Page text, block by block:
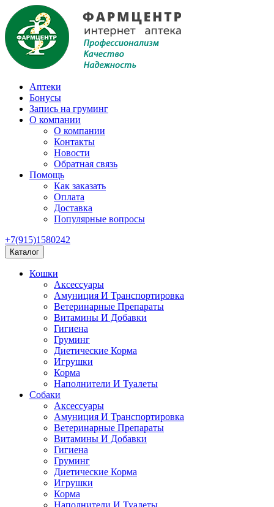
Аптеки
Бонусы
Запись на груминг
О компании
О компании
Контакты
Новости
Обратная связь
Помощь
Как заказать
Оплата
Доставка
Популярные вопросы
+7(915)1580242
Каталог
Кошки
Аксессуары
Амуниция И Транспортировка
Ветеринарные Препараты
Витамины И Добавки
Гигиена
Груминг
Диетические Корма
Игрушки
Корма
Наполнители И Туалеты
Собаки
Аксессуары
Амуниция И Транспортировка
Ветеринарные Препараты
Витамины И Добавки
Гигиена
Груминг
Диетические Корма
Игрушки
Корма
Наполнители И Туалеты